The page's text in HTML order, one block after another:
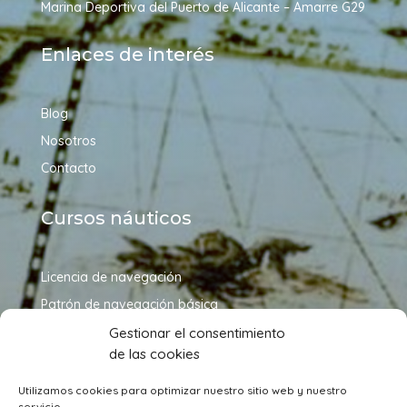
Gestionar el consentimiento
de las cookies
Utilizamos cookies para optimizar nuestro sitio web y nuestro
Marina Deportiva del Puerto de Alicante – Amarre G29
Enlaces de interés
Blog
Nosotros
Contacto
Cursos náuticos
Licencia de navegación
Patrón de navegación básica
Patrón de embarcaciones de recreo
Patrón de yate
Capitán de yate